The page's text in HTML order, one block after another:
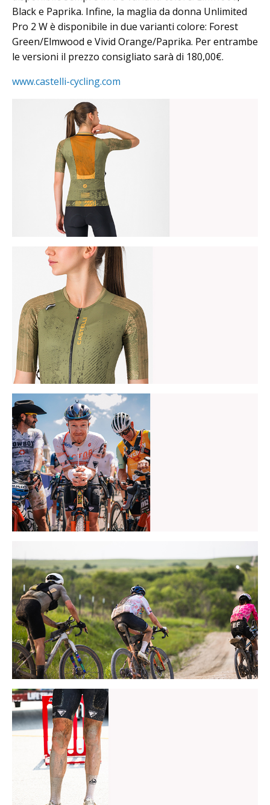
Black e Paprika. Infine, la maglia da donna Unlimited
Pro 2 W è disponibile in due varianti colore: Forest
Green/Elmwood e Vivid Orange/Paprika. Per entrambe
le versioni il prezzo consigliato sarà di 180,00€.
www.castelli-cycling.com